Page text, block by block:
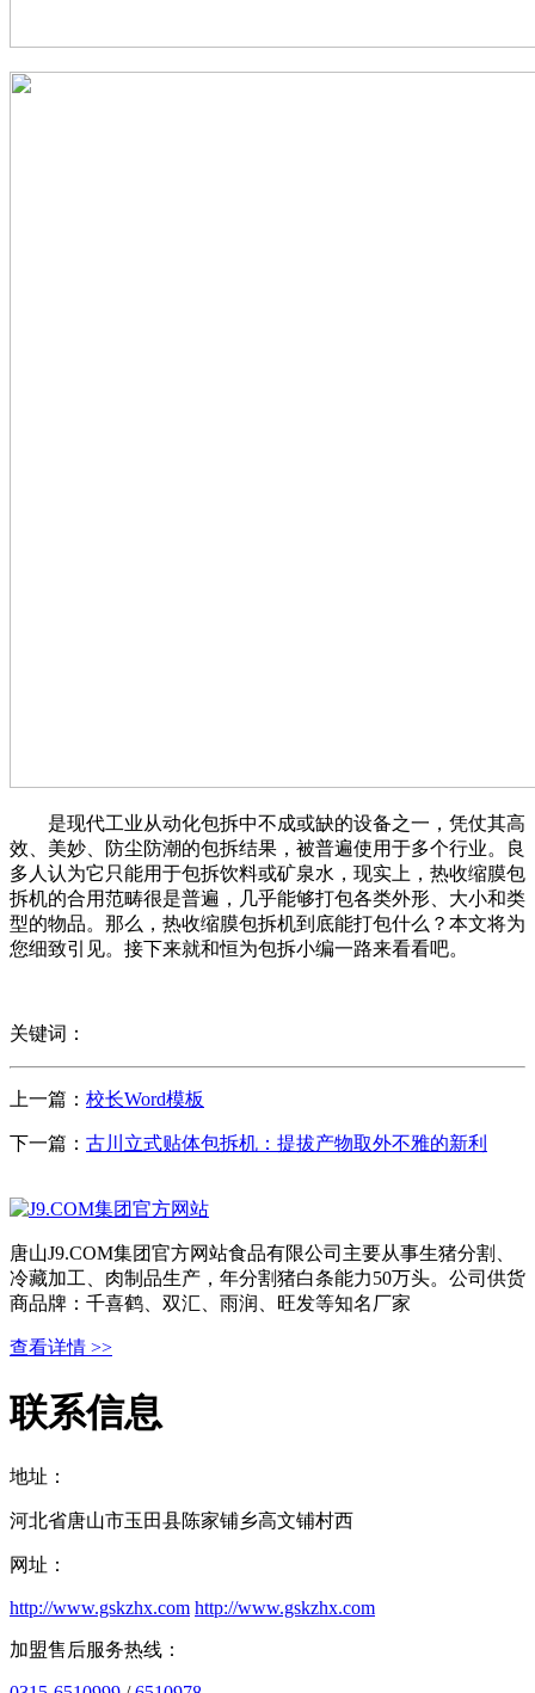
是现代工业从动化包拆中不成或缺的设备之一，凭仗其高
效、美妙、防尘防潮的包拆结果，被普遍使用于多个行业。良
多人认为它只能用于包拆饮料或矿泉水，现实上，热收缩膜包
拆机的合用范畴很是普遍，几乎能够打包各类外形、大小和类
型的物品。那么，热收缩膜包拆机到底能打包什么？本文将为
您细致引见。接下来就和恒为包拆小编一路来看看吧。
关键词：
上一篇： 校长Word模板
下一篇： 古川立式贴体包拆机：提拔产物取外不雅的新利
唐山J9.COM集团官方网站食品有限公司主要从事生猪分割、
冷藏加工、肉制品生产，年分割猪白条能力50万头。公司供货
商品牌：千喜鹤、双汇、雨润、旺发等知名厂家
查看详情 >>
联系信息
地址：
河北省唐山市玉田县陈家铺乡高文铺村西
网址：
http://www.gskzhx.com http://www.gskzhx.com
加盟售后服务热线：